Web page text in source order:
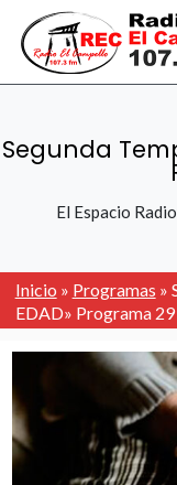
Segunda
El Espacio
Inicio » Programas »
EDAD» Programa 29